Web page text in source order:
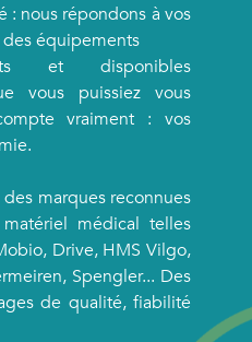
: nous répondons à vos
équipements
et disponibles
vous puissiez vous
vraiment : vos
marques reconnues
médical telles
Drive, HMS Vilgo,
Spengler... Des
de qualité, fiabilité